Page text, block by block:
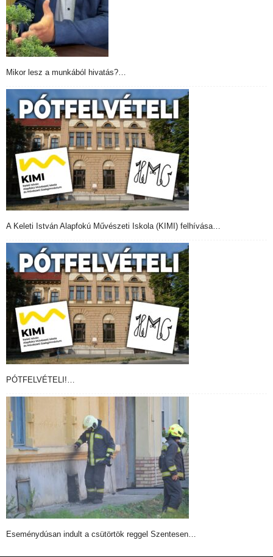
Mikor lesz a munkából hivatás?…
A Keleti István Alapfokú Művészeti Iskola (KIMI) felhívása…
PÓTFELVÉTELI!…
Eseménydúsan indult a csütörtök reggel Szentesen…